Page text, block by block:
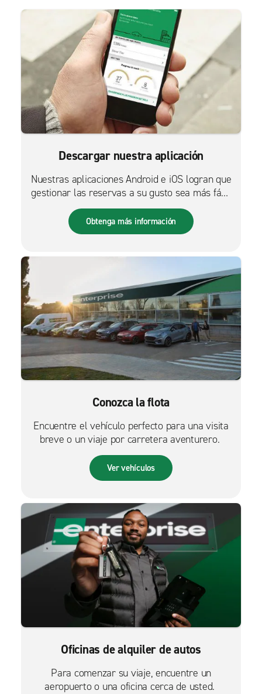
Descargar nuestra aplicación
Nuestras aplicaciones Android e iOS logran que
gestionar las reservas a su gusto sea más fácil
que nunca.
Obtenga más información
Conozca la flota
Encuentre el vehículo perfecto para una visita
breve o un viaje por carretera aventurero.
Ver vehículos
Oficinas de alquiler de autos
Para comenzar su viaje, encuentre un
aeropuerto o una oficina cerca de usted.